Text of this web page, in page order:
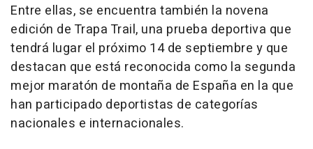
Entre ellas, se encuentra también la novena
edición de Trapa Trail, una prueba deportiva que
tendrá lugar el próximo 14 de septiembre y que
destacan que está reconocida como la segunda
mejor maratón de montaña de España en la que
han participado deportistas de categorías
nacionales e internacionales.